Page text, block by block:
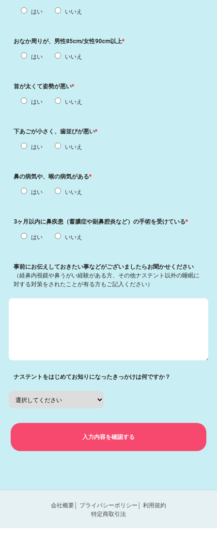
はい いいえ
おなか周りが、男性85cm/女性90cm以上*
はい いいえ
首が太くて姿勢が悪い*
はい いいえ
下あごが小さく、歯並びが悪い*
はい いいえ
鼻の病気や、喉の病気がある*
はい いいえ
3ヶ月以内に鼻疾患（蓄膿症や副鼻腔炎など）の手術を受けている*
はい いいえ
事前にお伝えしておきたい事などがございましたらお聞かせください
（経鼻内視鏡や鼻うがい経験がある方、その他ナステント以外の睡眠に
対する対策をされたことが有る方もご記入ください）
ナステントをはじめてお知りになったきっかけは何ですか？
会社概要 プライバシーポリシー
利用規約
特定商取引法